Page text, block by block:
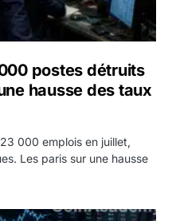
postes détruits
hausse des taux
000 emplois en juillet,
Les paris sur une hausse
euros sans prévenir la